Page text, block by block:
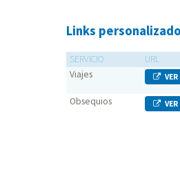
Links
SERVICIO
URL
Viajes
Obsequios